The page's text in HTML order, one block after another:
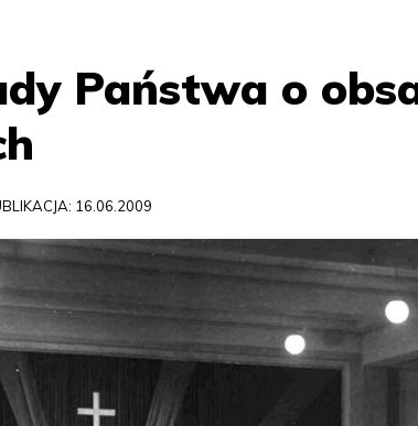
Państwa o
16.06.2009